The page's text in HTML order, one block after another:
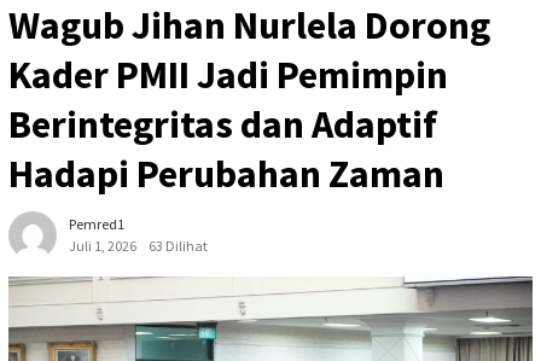
Wagub Jihan Nurlela Dorong
Kader PMII Jadi Pemimpin
Berintegritas dan Adaptif
Hadapi Perubahan Zaman
Pemred1
Juli 1, 2026
63 Dilihat